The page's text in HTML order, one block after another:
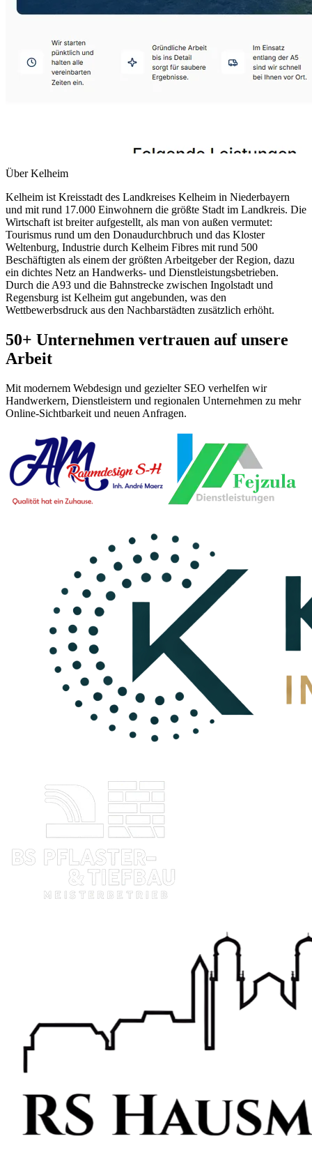
ÜberKelheim
Kelheim ist Kreisstadt des Landkreises Kelheim in Niederbayern
und mit rund 17.000 Einwohnern die größte Stadt im Landkreis. Die
Wirtschaft ist breiter aufgestellt, als man von außen vermutet:
Tourismus rund um den Donaudurchbruch und das Kloster
Weltenburg, Industrie durch Kelheim Fibres mit rund 500
Beschäftigten als einem der größten Arbeitgeber der Region, dazu
ein dichtes Netz an Handwerks- und Dienstleistungsbetrieben.
Durch die A93 und die Bahnstrecke zwischen Ingolstadt und
Regensburg ist Kelheim gut angebunden, was den
Wettbewerbsdruck aus den Nachbarstädten zusätzlich erhöht.
50+ Unternehmen vertrauen auf unsere
Arbeit
Mit modernem Webdesign und gezielter SEO verhelfen wir
Handwerkern, Dienstleistern und regionalen Unternehmen zu mehr
Online-Sichtbarkeit und neuen Anfragen.